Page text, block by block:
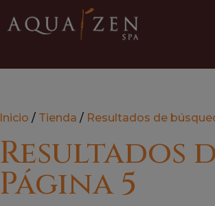
Inicio / Tienda / Resultados de
Resultados
Página 5